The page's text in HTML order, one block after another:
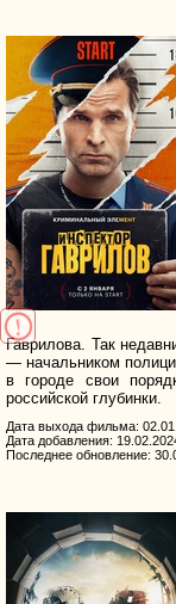
Гаврилова. Так
— начальником
в городе свои
российской глубинки.
Дата выхода фильма:
Дата добавления:
Последнее обновление: